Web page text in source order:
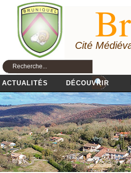
Cité
ACTUALITÉS DÉCOUVRIR